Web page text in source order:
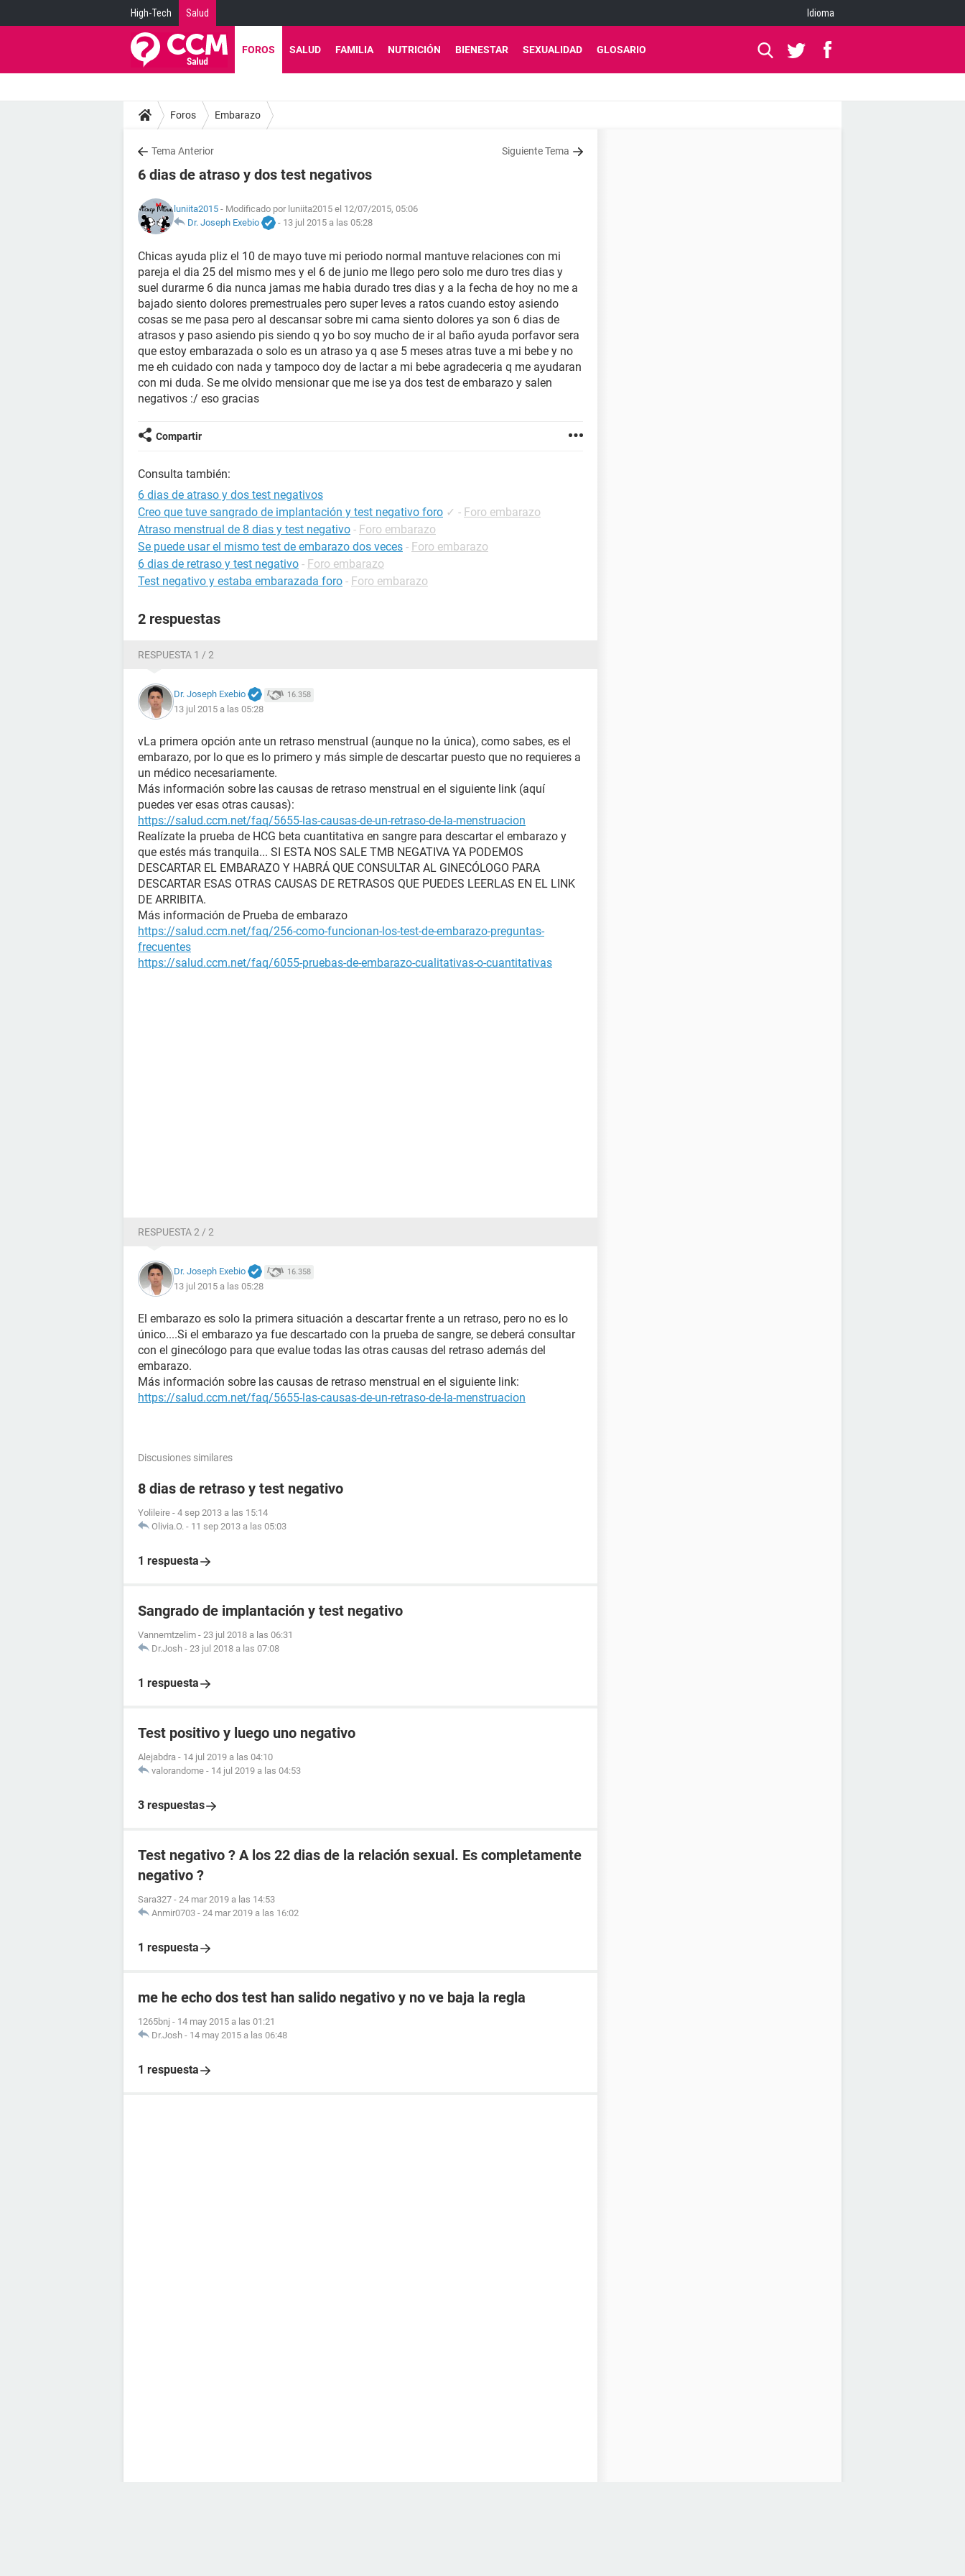
High-Tech Salud Idioma
FOROS SALUD FAMILIA NUTRICIÓN BIENESTAR SEXUALIDAD GLOSARIO
Foros Embarazo
Tema Anterior Siguiente Tema
6 dias de atraso y dos test negativos
luniita2015 - Modificado por luniita2015 el 12/07/2015, 05:06
Dr. Joseph Exebio
- 13 jul 2015 a las 05:28
Chicas ayuda pliz el 10 de mayo tuve mi periodo normal mantuve relaciones con mi
pareja el dia 25 del mismo mes y el 6 de junio me llego pero solo me duro tres dias y
suel durarme 6 dia nunca jamas me habia durado tres dias y a la fecha de hoy no me a
bajado siento dolores premestruales pero super leves a ratos cuando estoy asiendo
cosas se me pasa pero al descansar sobre mi cama siento dolores ya son 6 dias de
atrasos y paso asiendo pis siendo q yo bo soy mucho de ir al baño ayuda porfavor sera
que estoy embarazada o solo es un atraso ya q ase 5 meses atras tuve a mi bebe y no
me eh cuidado con nada y tampoco doy de lactar a mi bebe agradeceria q me ayudaran
con mi duda. Se me olvido mensionar que me ise ya dos test de embarazo y salen
negativos :/ eso gracias
Compartir
Consulta también:
6 dias de atraso y dos test negativos
Creo que tuve sangrado de implantación y test negativo foro ✓ - Foro embarazo
Atraso menstrual de 8 dias y test negativo - Foro embarazo
Se puede usar el mismo test de embarazo dos veces - Foro embarazo
6 dias de retraso y test negativo - Foro embarazo
Test negativo y estaba embarazada foro - Foro embarazo
2 respuestas
RESPUESTA 1 / 2
Dr. Joseph Exebio 16.358
13 jul 2015 a las 05:28
vLa primera opción ante un retraso menstrual (aunque no la única), como sabes, es el
embarazo, por lo que es lo primero y más simple de descartar puesto que no requieres a
un médico necesariamente.
Más información sobre las causas de retraso menstrual en el siguiente link (aquí
puedes ver esas otras causas):
https://salud.ccm.net/faq/5655-las-causas-de-un-retraso-de-la-menstruacion
Realízate la prueba de HCG beta cuantitativa en sangre para descartar el embarazo y
que estés más tranquila... SI ESTA NOS SALE TMB NEGATIVA YA PODEMOS
DESCARTAR EL EMBARAZO Y HABRÁ QUE CONSULTAR AL GINECÓLOGO PARA
DESCARTAR ESAS OTRAS CAUSAS DE RETRASOS QUE PUEDES LEERLAS EN EL LINK
DE ARRIBITA.
Más información de Prueba de embarazo
https://salud.ccm.net/faq/256-como-funcionan-los-test-de-embarazo-preguntas-
frecuentes
https://salud.ccm.net/faq/6055-pruebas-de-embarazo-cualitativas-o-cuantitativas
RESPUESTA 2 / 2
Dr. Joseph Exebio 16.358
13 jul 2015 a las 05:28
El embarazo es solo la primera situación a descartar frente a un retraso, pero no es lo
único....Si el embarazo ya fue descartado con la prueba de sangre, se deberá consultar
con el ginecólogo para que evalue todas las otras causas del retraso además del
embarazo.
Más información sobre las causas de retraso menstrual en el siguiente link:
https://salud.ccm.net/faq/5655-las-causas-de-un-retraso-de-la-menstruacion
Discusiones similares
8 dias de retraso y test negativo
Yolileire - 4 sep 2013 a las 15:14
Olivia.O. - 11 sep 2013 a las 05:03
1 respuesta
Sangrado de implantación y test negativo
Vannemtzelim - 23 jul 2018 a las 06:31
Dr.Josh - 23 jul 2018 a las 07:08
1 respuesta
Test positivo y luego uno negativo
Alejabdra - 14 jul 2019 a las 04:10
valorandome - 14 jul 2019 a las 04:53
3 respuestas
Test negativo ? A los 22 dias de la relación sexual. Es completamente
negativo ?
Sara327 - 24 mar 2019 a las 14:53
Anmir0703 - 24 mar 2019 a las 16:02
1 respuesta
me he echo dos test han salido negativo y no ve baja la regla
1265bnj - 14 may 2015 a las 01:21
Dr.Josh - 14 may 2015 a las 06:48
1 respuesta